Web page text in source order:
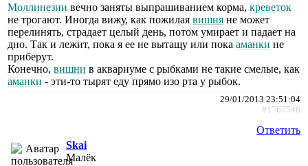
Моллинезии вечно заняты выпрашиванием корма, креветок
не трогают. Иногда вижу, как пожилая вишня не может
перелинять, страдает целый день, потом умирает и падает на
дно. Так и лежит, пока я ее не вытащу или пока аманки не
приберут.
Конечно, вишни в аквариуме с рыбками не такие смелые, как
аманки - эти-то тырят еду прямо изо рта у рыбок.
29/01/2013 23:51:04
#1767546
Ответить
Skai
Малёк